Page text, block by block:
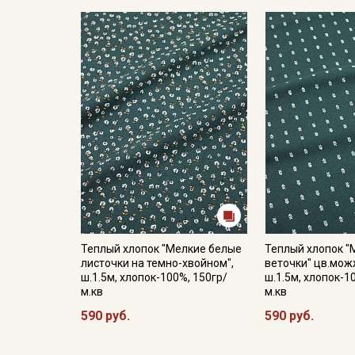
Теплый хлопок "Мелкие белые
листочки на темно-хвойном",
ш.1.5м, хлопок-100%, 150гр/
м.кв
590 руб.
Теплый хлопок
веточки"
ш.1.5м, хлопок-
м.кв
590 руб.